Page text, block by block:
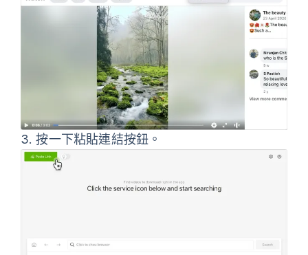
3. 按一下粘貼連結按鈕。